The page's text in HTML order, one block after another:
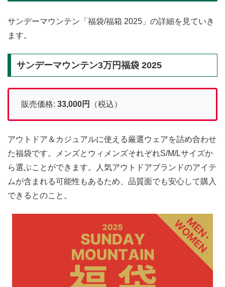
サンデーマウンテン「福袋/福箱 2025」の詳細を見ていき
ます。
サンデーマウンテン3万円福袋 2025
販売価格: 33,000円 （税込）
アウトドア＆カジュアルに使える厳選ウェアを詰め合わせ
た福袋です。メンズとウィメンズそれぞれS/M/Lサイズか
ら選ぶことができます。人気アウトドアブランドのアイテ
ムが含まれる可能性もあるため、品質面でも安心して購入
できるとのこと。